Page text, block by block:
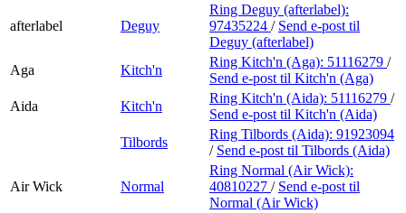
afterlabel Deguy
Ring Deguy (afterlabel):
97435224 / Send e-post til
Deguy (afterlabel)
Aga
Kitch'n
Ring Kitch'n (Aga): 51116279 /
Send e-post til Kitch'n (Aga)
Aida
Kitch'n
Ring Kitch'n (Aida): 51116279 /
Send e-post til Kitch'n (Aida)
Tilbords
Ring Tilbords (Aida): 91923094
/ Send e-post til Tilbords (Aida)
Air Wick Normal
Ring Normal (Air Wick):
40810227 / Send e-post til
Normal (Air Wick)